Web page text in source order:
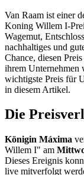
Van Raam ist einer
Koning Willem I-
Wagemut,
nachhaltiges und
Chance, diesen
ihrem Unternehmen
wichtigste Preis für
in diesem Artikel.
Die
Königin Máxima
Willem I" am
Dieses Ereignis
live mitverfolgt